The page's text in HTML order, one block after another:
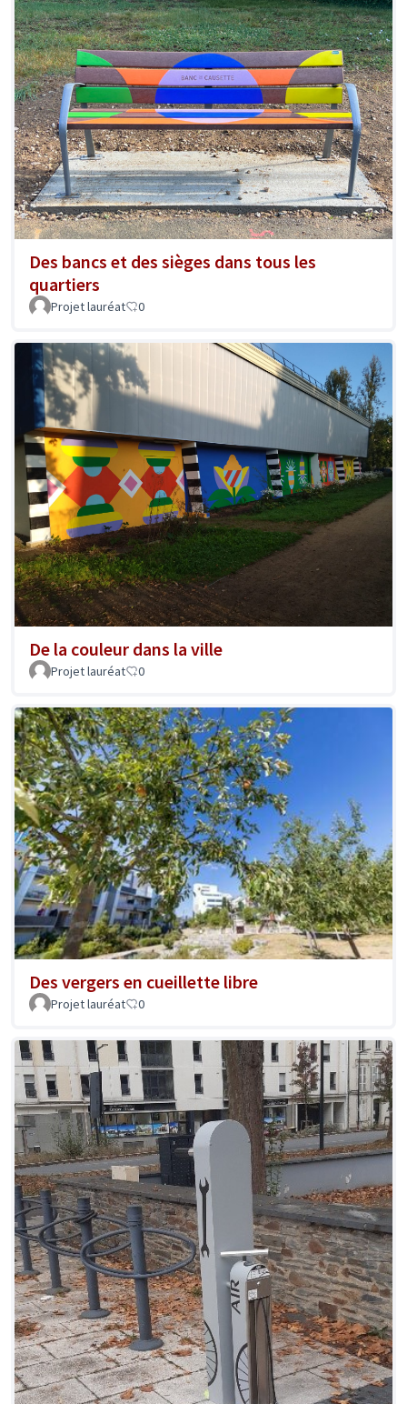
Des bancs et des sièges dans tous les
quartiers
Projet lauréat 0
De la couleur dans la ville
Projet lauréat 0
Des vergers en cueillette libre
Projet lauréat 0